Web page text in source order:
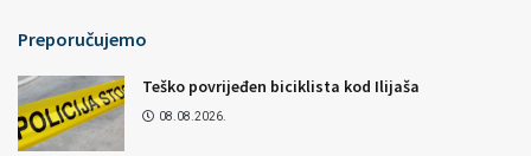
Preporučujemo
Teško povrijeđen biciklista kod Ilijaša
08.08.2026.